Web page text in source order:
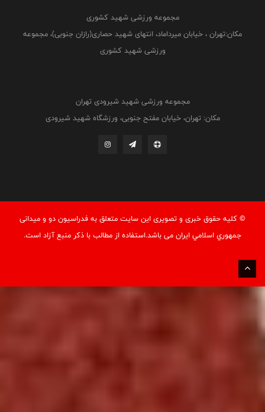
مجموعه ورزشی شهید کشوری
مکان:تهران ، خیابان میرداماد، انتهای شهید حصاری(رازان جنوبی)، مجموعه
ورزشی شهید کشوری
مجموعه ورزشی شهید شیرودی تهران
مکان: تهران، خیابان مفتح جنوبی، ورزشگاه شهید شیرودی
© کليه حقوق خبری و تصويری اين سايت متعلق به فدراسيون دو و میدانی
جمهوري اسلامي ايران می باشد.استفاده از مطالب با ذكر منبع آزاد است.